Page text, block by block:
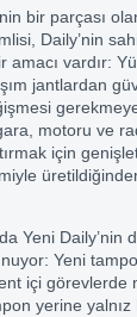
bir parçası
Daily’nin
amacı vardır:
jantlardan
motoru ve
için
Yeni Daily’nin
Yeni
içi görevlerde
yerine